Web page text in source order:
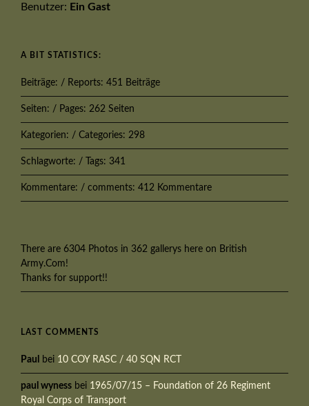
Benutzer: Ein Gast
A BIT STATISTICS:
Beiträge: / Reports: 451 Beiträge
Seiten: / Pages: 262 Seiten
Kategorien: / Categories: 298
Schlagworte: / Tags: 341
Kommentare: / comments: 412 Kommentare
There are 6304 Photos in 362 gallerys here on British
Army.Com!
Thanks for support!!
LAST COMMENTS
Paul bei 10 COY RASC / 40 SQN RCT
paul wyness bei 1965/07/15 – Foundation of 26 Regiment
Royal Corps of Transport